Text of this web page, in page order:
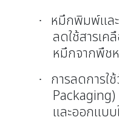
·
หมึกพิมพ์แล
ลดใช้สารเค
หมึกจากพืช
· การลดการใ
Packaging)
และออกแบ